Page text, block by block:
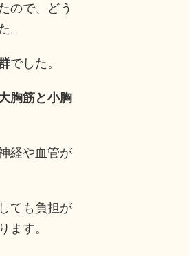
ので、どう
。
でした。
胸筋と小胸
経や血管が
ても負担が
ます。